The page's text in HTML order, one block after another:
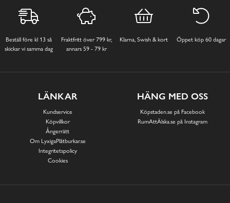
Beställ före kl 13 så
skickar vi samma dag
Fraktfritt över 799 kr,
annars 59 - 79 kr
Klarna, Swish & kort Öppet köp 60 dagar
LÄNKAR
Kundservice
Köpvillkor
Ångerrätt
Om LyxigaPlåtburkar.se
Integritetspolicy
Cookies
HÄNG MED OSS
Köpstaden.se på Facebook
RumAttÄlska.se på Instagram